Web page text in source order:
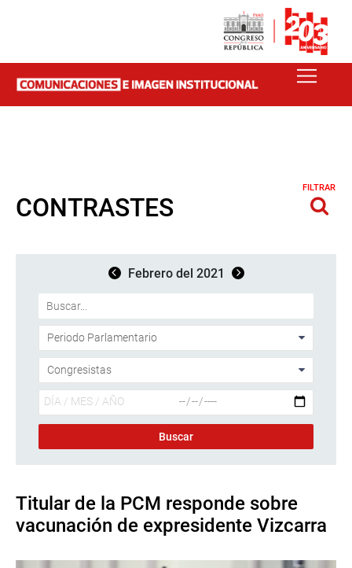
CONTRASTES
FILTRAR
Febrero del 2021
Titular de la PCM responde sobre
vacunación de expresidente Vizcarra